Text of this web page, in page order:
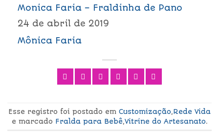
Monica Faria – Fraldinha de Pano
24 de abril de 2019
Mônica Faria
Esse registro foi postado em Customização,Rede Vida
e marcado Fralda para Bebê,Vitrine do Artesanato.